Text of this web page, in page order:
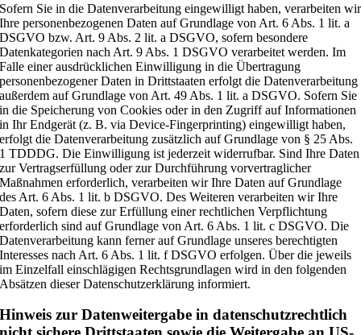
Sofern Sie in die Datenverarbeitung eingewilligt haben, verarbeiten wir
Ihre personenbezogenen Daten auf Grundlage von Art. 6 Abs. 1 lit. a
DSGVO bzw. Art. 9 Abs. 2 lit. a DSGVO, sofern besondere
Datenkategorien nach Art. 9 Abs. 1 DSGVO verarbeitet werden. Im
Falle einer ausdrücklichen Einwilligung in die Übertragung
personenbezogener Daten in Drittstaaten erfolgt die Datenverarbeitung
außerdem auf Grundlage von Art. 49 Abs. 1 lit. a DSGVO. Sofern Sie
in die Speicherung von Cookies oder in den Zugriff auf Informationen
in Ihr Endgerät (z. B. via Device-Fingerprinting) eingewilligt haben,
erfolgt die Datenverarbeitung zusätzlich auf Grundlage von § 25 Abs.
1 TDDDG. Die Einwilligung ist jederzeit widerrufbar. Sind Ihre Daten
zur Vertragserfüllung oder zur Durchführung vorvertraglicher
Maßnahmen erforderlich, verarbeiten wir Ihre Daten auf Grundlage
des Art. 6 Abs. 1 lit. b DSGVO. Des Weiteren verarbeiten wir Ihre
Daten, sofern diese zur Erfüllung einer rechtlichen Verpflichtung
erforderlich sind auf Grundlage von Art. 6 Abs. 1 lit. c DSGVO. Die
Datenverarbeitung kann ferner auf Grundlage unseres berechtigten
Interesses nach Art. 6 Abs. 1 lit. f DSGVO erfolgen. Über die jeweils
im Einzelfall einschlägigen Rechtsgrundlagen wird in den folgenden
Absätzen dieser Datenschutzerklärung informiert.
Hinweis zur Datenweitergabe in datenschutzrechtlich